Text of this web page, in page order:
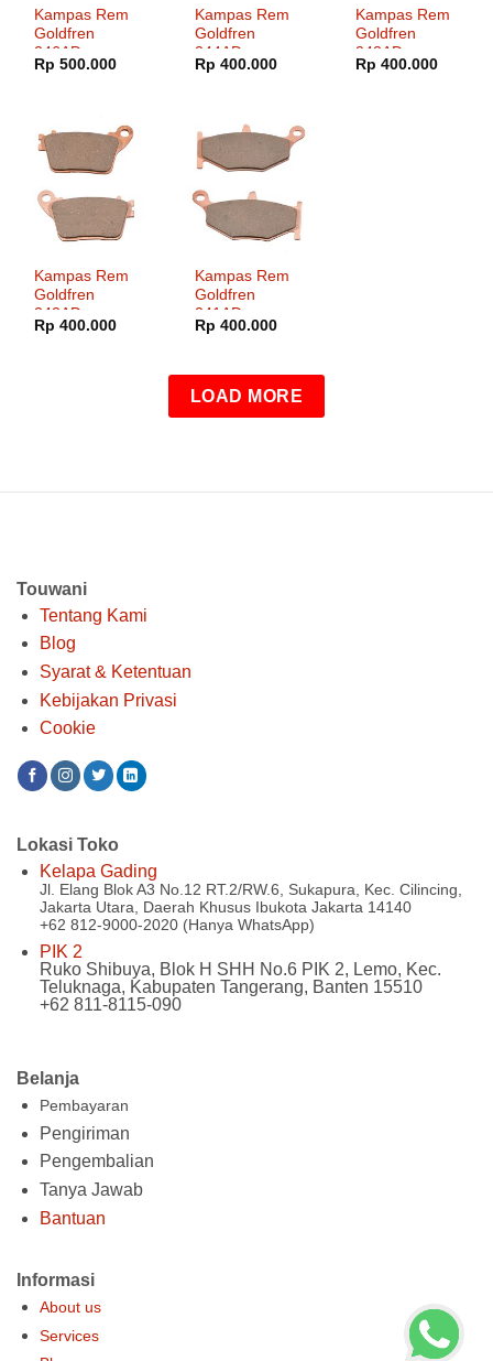
Kampas Rem
Goldfren
246AD
Rp 500.000
Kampas Rem
Goldfren
244AD
Rp 400.000
Kampas Rem
Goldfren
243AD
Rp 400.000
Kampas Rem
Goldfren
242AD
Rp 400.000
Kampas Rem
Goldfren
241AD
Rp 400.000
LOAD MORE
Touwani
Tentang Kami
Blog
Syarat & Ketentuan
Kebijakan Privasi
Cookie
Belanja
Pembayaran
Pengiriman
Pengembalian
Tanya Jawab
Bantuan
Informasi
About us
Services
Lokasi Toko
Kelapa Gading
Jl. Elang Blok A3 No.12 RT.2/RW.6, Sukapura, Kec. Cilincing,
Jakarta Utara, Daerah Khusus Ibukota Jakarta 14140
+62 812-9000-2020 (Hanya WhatsApp)
PIK 2
Ruko Shibuya, Blok H SHH No.6 PIK 2, Lemo, Kec.
Teluknaga, Kabupaten Tangerang, Banten 15510
+62 811-8115-090